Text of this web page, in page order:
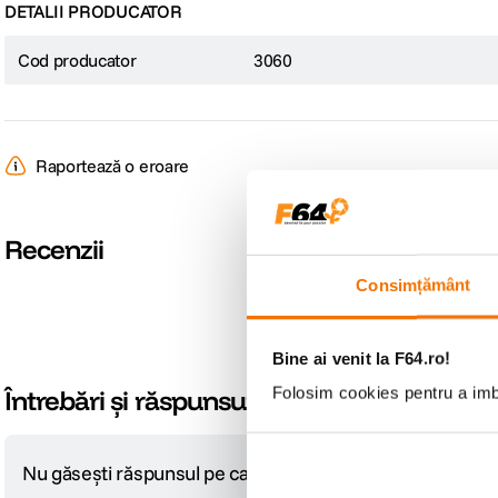
Consimțământ
Bine ai venit la F64.ro!
Folosim cookies pentru a
DETALII PRODUCATOR
Cod producator 3060
Raportează o eroare
Recenzii
Întrebări și răspunsuri
Nu găsești răspunsul pe care îl cauți?